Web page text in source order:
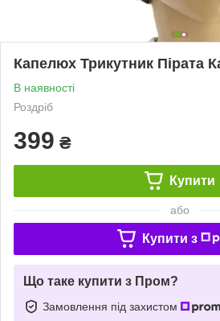
Капелюх Трикутник Пірата
В наявності
Роздріб
399 ₴
Купити
або
Купити з
Що таке купити з Пром?
Замовлення під захистом